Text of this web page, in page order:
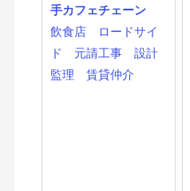
手カフェチェーン
飲食店
ロードサイ
ド
元請工事
設計
監理
賃貸仲介